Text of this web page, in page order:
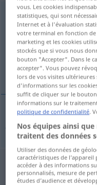
Familiengerichtn
Vue d'ensemble
(Pour plus
juzgado de familia
juzgadomdefamilia
vous. Les cookies
statistiques, qui sont
Internet et à l'évaluation
votre terminal en fonction de
marketing et les cookies
stockés que si vous nous
bouton "Accepter". Dans le
accepter". Vous pouvez
lors de vos visites
d'informations sur les
suffit de cliquer sur le
informations sur le
politique de confidentialité.
Nos équipes ainsi
traitent des données
Utiliser des données de
caractéristiques de
accéder à des informations
personnalisés, mesure de
études d’audience et